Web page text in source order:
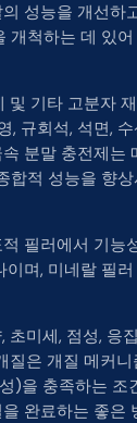
성능을 개선하
개척하는 데 있
및 기타 고분자
, 규회석, 석면,
분말 충전제는
합적 성능을 향
필러에서 기능
며, 미네랄 필
초미세, 점성, 응
질은 개질 메커
)을 충족하는 조
완료하는 좋은